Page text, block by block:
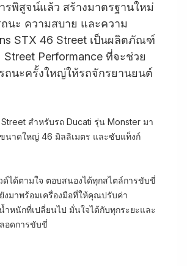
รพิสูจน์แล้ว สร้างมาตรฐานใหม่
นะ ความสบาย และความ
STX 46 Street เป็นผลิตภัณฑ์
Performance ที่จะช่วย
ถนะครั้งใหญ่ให้รถจักรยานยนต์
สำหรับรถ Ducati รุ่น Monster มา
นาดใหญ่ 46 มิลลิเมตร และซับแท็งก์
ด์ได้ตามใจ ตอบสนองได้ทุกสไตล์การขับขี่
มาพร้อมเครื่องมือที่ให้คุณปรับค่า
ำหนักที่เปลี่ยนไป มั่นใจได้กับทุกระยะและ
อดการขับขี่